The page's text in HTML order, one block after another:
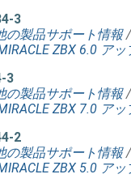
3
の製品サポート情報
ZBX 6.0 ア
3
の製品サポート情報
ZBX 7.0 ア
2
の製品サポート情報
ZBX 5.0 ア